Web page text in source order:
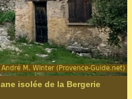
isolée de la Bergerie